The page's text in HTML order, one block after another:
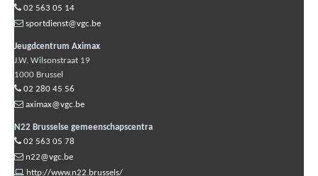
02 563 05 14
sportdienst@vgc.be
Jeugdcentrum Aximax
J.W. Wilsonstraat 19
1000 Brussel
02 280 45 56
aximax@vgc.be
N22 Brusselse gemeenschapscentra
02 563 05 78
n22@vgc.be
http://www.n22.brussels/